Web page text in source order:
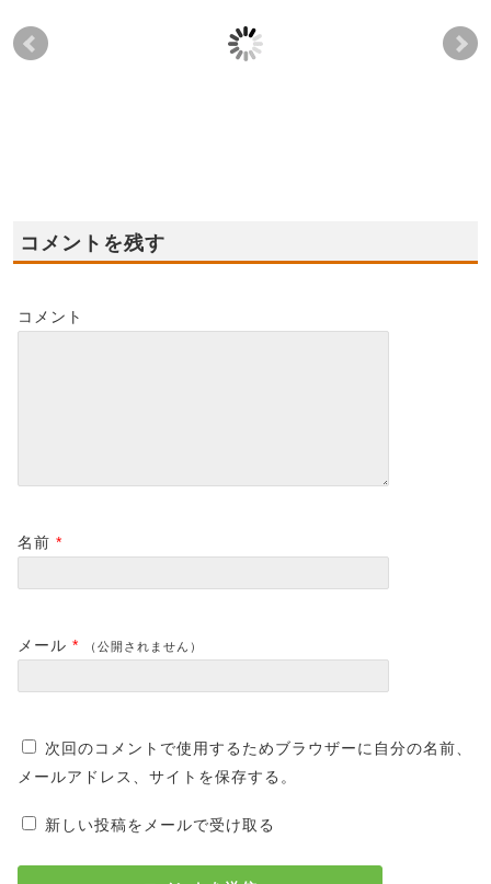
2023年10月7日(土),8日
2021年9月11日(土),12
コメントを残す
コメント
名前 *
メール * （公開されません）
次回のコメントで使用するためブラウザーに自分の名前、
メールアドレス、サイトを保存する。
新しい投稿をメールで受け取る